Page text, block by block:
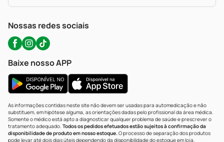
Nossas redes sociais
Baixe nosso APP
As informações contidas neste site não devem ser usadas para automedicação e não
substituem, em hipótese alguma, as orientações dadas pelo profissional da área médica.
Somente o médico está apto a diagnosticar qualquer problema de saúde e prescrever o
tratamento adequado. Todos os pedidos efetuados estão sujeitos à confirmação da
disponibilidade de produto em nosso estoque.O processo de separação dos produtos
pode levar até dois dias úteis dependendo da disponibilidade do estoque em loja.